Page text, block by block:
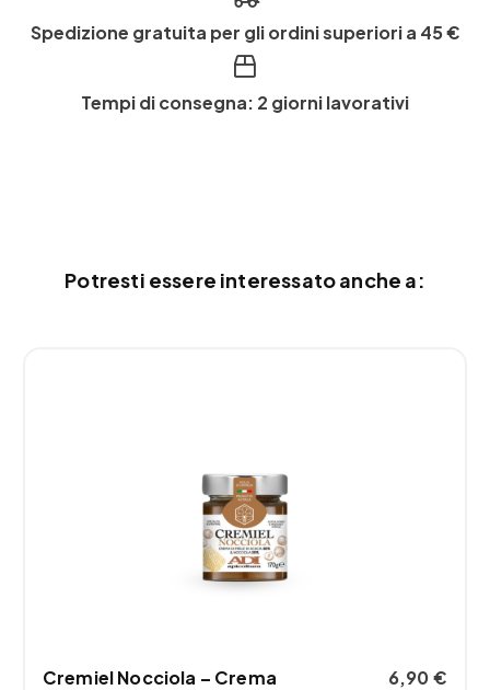
quantità
Spedizione gratuita per gli ordini superiori a 45 €
Tempi di consegna: 2 giorni lavorativi
Potresti essere interessato anche a:
Cremiel Nocciola – Crema
6,90€